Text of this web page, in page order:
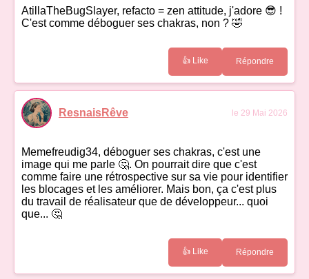
AtillaTheBugSlayer, refacto = zen attitude, j'adore 😎 !
C'est comme déboguer ses chakras, non ? 🤣
👍 Like Répondre
ResnaisRêve le 29 Mai 2026
Memefreudig34, déboguer ses chakras, c'est une
image qui me parle 🤔. On pourrait dire que c'est
comme faire une rétrospective sur sa vie pour identifier
les blocages et les améliorer. Mais bon, ça c'est plus
du travail de réalisateur que de développeur... quoi
que... 🤔
👍 Like Répondre